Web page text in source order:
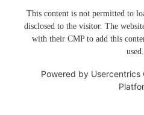
This content is not permitted to
disclosed to the visitor. The
with their CMP to add this
used.
Powered by Usercentrics